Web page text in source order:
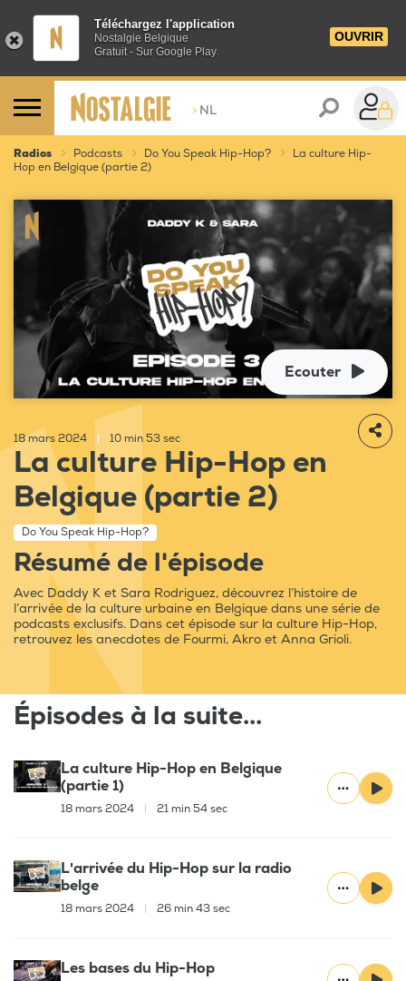
Téléchargez l'application
Nostalgie Belgique
Gratuit - Sur Google Play
OUVRIR
> NL
Radios Podcasts Do You Speak Hip-Hop?
La culture Hip-
Hop en Belgique (partie 2)
Ecouter
18 mars 2024 10 min 53 sec
La culture Hip-Hop en
Belgique (partie 2)
Do You Speak Hip-Hop?
Résumé de l'épisode
Avec Daddy K et Sara Rodriguez, découvrez l’histoire de
l’arrivée de la culture urbaine en Belgique dans une série de
podcasts exclusifs. Dans cet épisode sur la culture Hip-Hop,
retrouvez les anecdotes de Fourmi, Akro et Anna Grioli.
Épisodes à la suite...
La culture Hip-Hop en Belgique
(partie 1)
18 mars 2024 21 min 54 sec
L'arrivée du Hip-Hop sur la radio
belge
18 mars 2024 26 min 43 sec
Les bases du Hip-Hop